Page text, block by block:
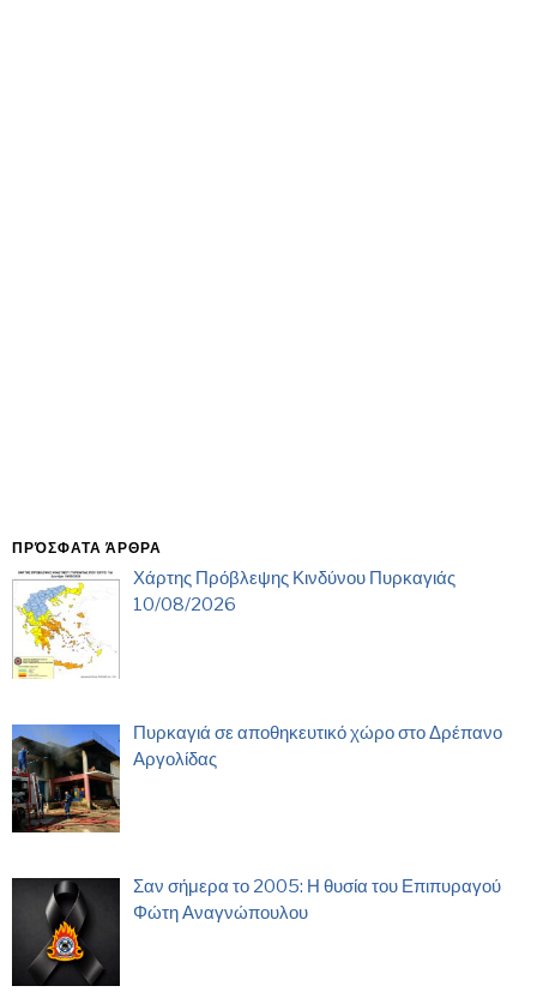
ΠΡΌΣΦΑΤΑ ΆΡΘΡΑ
Χάρτης Πρόβλεψης Κινδύνου Πυρκαγιάς
10/08/2026
Πυρκαγιά σε αποθηκευτικό χώρο στο Δρέπανο
Αργολίδας
Σαν σήμερα το 2005: Η θυσία του Επιπυραγού
Φώτη Αναγνώπουλου